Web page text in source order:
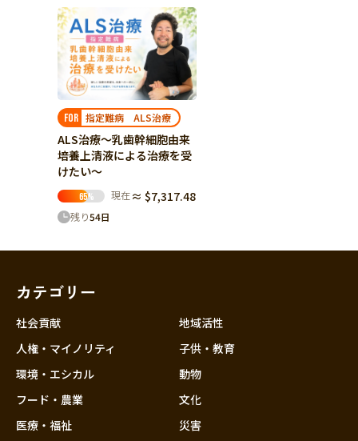
FOR 指定難病 ALS治療
ALS治療～乳歯幹細胞由来
培養上清液による治療を受
けたい～
65% 現在 ≈ $7,317.48
残り54日
カテゴリー
社会貢献
人権・マイノリティ
環境・エシカル
フード・農業
医療・福祉
地域活性
子供・教育
動物
文化
災害